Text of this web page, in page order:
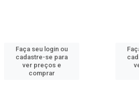
Faça seu login ou
cadastre-se para
ver preços e
comprar